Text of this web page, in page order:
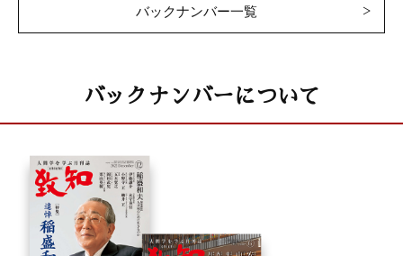
バックナンバー一覧
バックナンバーについて